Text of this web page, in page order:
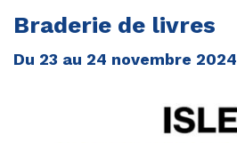
la
navigation
Braderie de livres
Du 23 au 24 novembre 2024